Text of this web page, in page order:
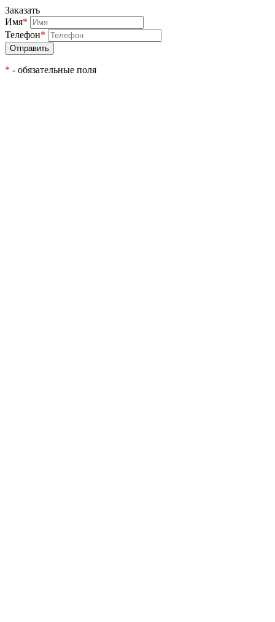
Заказать
Имя*
Телефон*
* - обязательные поля